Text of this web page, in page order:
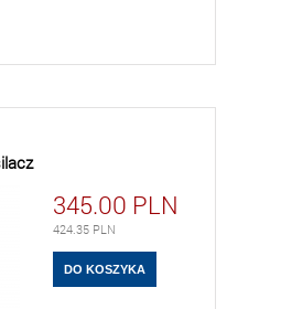
345.00 PLN
424.35 PLN